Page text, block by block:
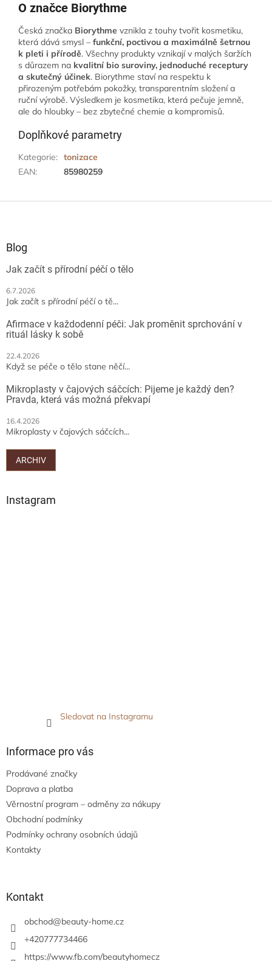
O značce Biorythme
Česká značka Biorythme vznikla z touhy tvořit kosmetiku,
která dává smysl – funkční, poctivou a maximálně šetrnou
k pleti i přírodě. Všechny produkty vznikají v malých šaržích
s důrazem na kvalitní bio suroviny, jednoduché receptury
a skutečný účinek. Biorythme staví na respektu k
přirozeným potřebám pokožky, transparentním složení a
ruční výrobě. Výsledkem je kosmetika, která pečuje jemně,
ale do hloubky – bez zbytečné chemie a kompromisů.
Doplňkové parametry
Kategorie: tonizace
EAN: 85980259
Blog
Jak začít s přírodní péčí o tělo
6.7.2026
Jak začít s přírodní péčí o tě...
Afirmace v každodenní péči: Jak proměnit sprchování v
rituál lásky k sobě
22.4.2026
Když se péče o tělo stane něčí...
Mikroplasty v čajových sáčcích: Pijeme je každý den?
Pravda, která vás možná překvapí
16.4.2026
Mikroplasty v čajových sáčcích...
ARCHIV
Instagram
Sledovat na Instagramu
Informace pro vás
Prodávané značky
Doprava a platba
Věrnostní program – odměny za nákupy
Obchodní podmínky
Podmínky ochrany osobních údajů
Kontakty
Kontakt
obchod@beauty-home.cz
+420777734466
https://www.fb.com/beautyhomecz